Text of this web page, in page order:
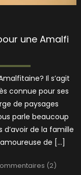
une Amalfi
Il s’agit
connue pour ses
de paysages
parle beaucoup
d’avoir de la famille
de […]
(2)